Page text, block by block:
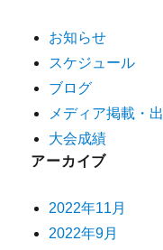
お知らせ
スケジュール
ブログ
メディア掲載・
大会成績
アーカイブ
2022年11月
2022年9月